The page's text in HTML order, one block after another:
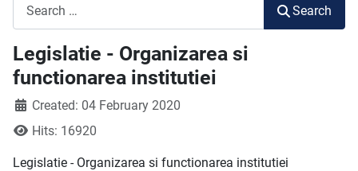
Search
Legislatie - Organizarea si
functionarea institutiei
Created: 04 February 2020
Hits: 16920
Legislatie - Organizarea si functionarea institutiei